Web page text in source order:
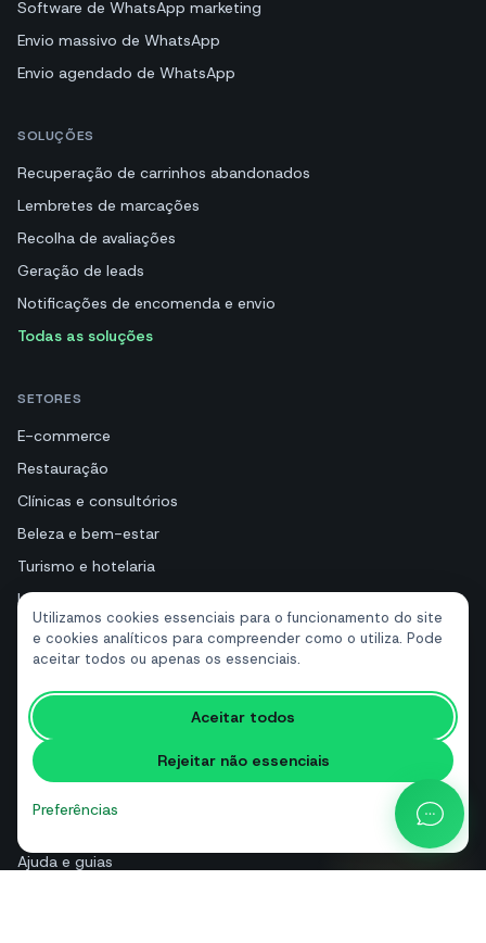
Utilizamos cookies essenciais para o funcionamento do site
e cookies analíticos para compreender como o utiliza. Pode
aceitar todos ou apenas os essenciais.
Aceitar todos
Rejeitar não essenciais
Preferências
Software de WhatsApp marketing
Envio massivo de WhatsApp
Envio agendado de WhatsApp
SOLUÇÕES
Recuperação de carrinhos abandonados
Lembretes de marcações
Recolha de avaliações
Geração de leads
Notificações de encomenda e envio
Todas as soluções
SETORES
E-commerce
Restauração
Clínicas e consultórios
Beleza e bem-estar
Turismo e hotelaria
Imobiliárias
RECURSOS
Ferramentas gratuitas
Glossário
Comparações
Ajuda e guias